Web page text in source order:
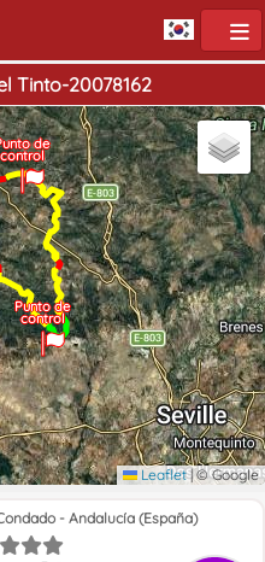
Tinto-20078162
de
control
Punto de
control
Leaflet |© Google
- Andalucía (España)